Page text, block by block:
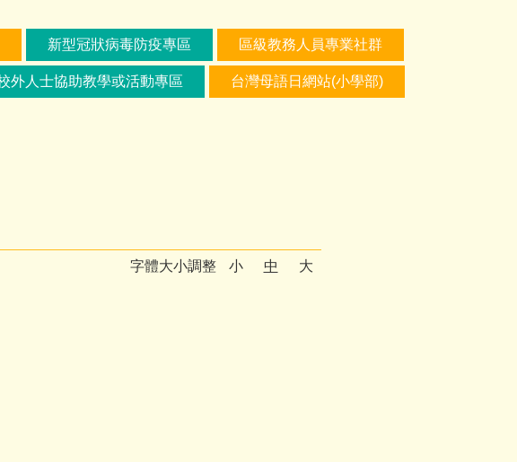
新型冠狀病毒防疫專區 區級教務人員專業社群
外人士協助教學或活動專區 台灣母語日網站(小學部)
字體大小調整 小 中
大